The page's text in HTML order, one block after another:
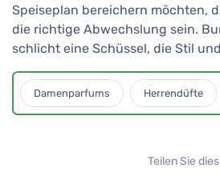
Speiseplan bereichern möchten,
die richtige Abwechslung sein.
schlicht eine Schüssel, die Stil
Damenparfums Herrendüfte
Teilen Sie dies